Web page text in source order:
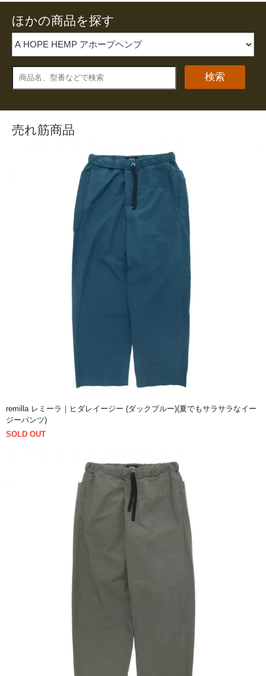
ほかの商品を探す
検索
売れ筋商品
remilla レミーラ｜ヒダレイージー (ダックブルー)(夏でもサラサラなイー
ジーパンツ)
SOLD OUT